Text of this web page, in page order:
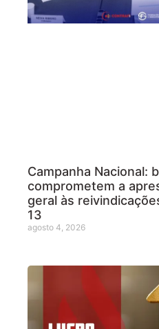
Campanha Nacional:
comprometem a
geral às
13
agosto 4, 2026